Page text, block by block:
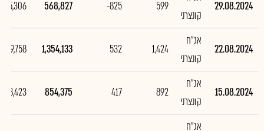
29.08.2024
קונצרני
599
-825
568,827
22.08.2024
אג"ח
קונצרני
1,424
532
1,354,133
499,758
15.08.2024
אג"ח
קונצרני
892
417
854,375
398,423
אג"ח